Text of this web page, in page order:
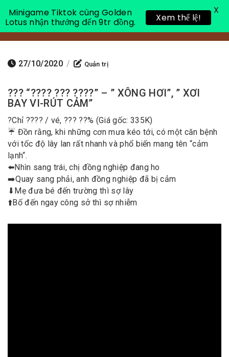
Toggle
27/10/2020 / Quản trị
??? “???? ??? ????” – ” XÔNG HƠI”, ” XƠI
BAY VI-RÚT CẢM”
?Chỉ ???? / vé, ??? ??% (Giá gốc: 335K)
☔ Đồn rằng, khi những cơn mưa kéo tới, có một căn bệnh
với tốc độ lây lan rất nhanh và phổ biến mang tên “cảm
lạnh“.
⬅️Nhìn sang trái, chị đồng nghiệp đang ho
➡️Quay sang phải, anh đồng nghiệp đã bị cảm
⬇Mẹ đưa bé đến trường thì sợ lây
⬆️Bố đến ngay công sở thì sợ nhiễm
Minigame Tiktok cùng Golden
Lotus nhận thưởng đến 9tr đồng.
Xem thể lệ!
X